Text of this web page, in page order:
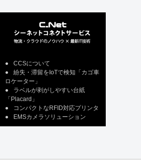
●
CCSについて
●
紛失・滞留をIoTで検知「カゴ車
ロケーター」
●
ラベルが剥がしやすい台紙
「Placard」
●
コンパクトなRFID対応プリンタ
●
EMSカメラソリューション